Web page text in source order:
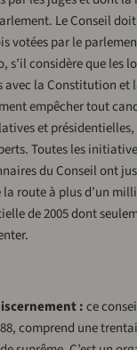
Le Conseil
votées par le
s’il considère que les
la Constitution et
empêcher tout
et présidentielles,
Toutes les
du Conseil ont
route à plus d’un
de 2005 dont
:ce
comprend une